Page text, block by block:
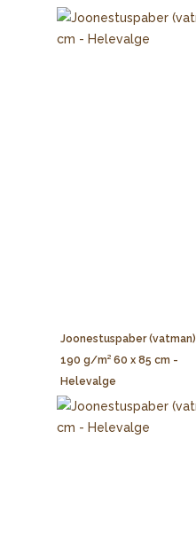
Joonestuspaber (vatman)
190 g/m² 60 x 85 cm -
Helevalge